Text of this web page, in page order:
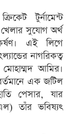
টুর্নামেন্ট
খেলার সুযোগ অর্থ
এই লিগে
নাগরিকত্ব
আমির।
এক জটিল
পেসার, যার
তাঁর ভবিষ্যৎ